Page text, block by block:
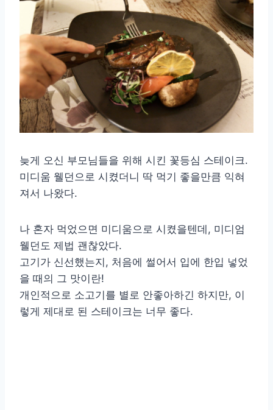
늦게 오신 부모님들을 위해 시킨 꽃등심 스테이크.
미디움 웰던으로 시켰더니 딱 먹기 좋을만큼 익혀
져서 나왔다.
나 혼자 먹었으면 미디움으로 시켰을텐데, 미디엄
웰던도 제법 괜찮았다.
고기가 신선했는지, 처음에 썰어서 입에 한입 넣었
을 때의 그 맛이란!
개인적으로 소고기를 별로 안좋아하긴 하지만, 이
렇게 제대로 된 스테이크는 너무 좋다.